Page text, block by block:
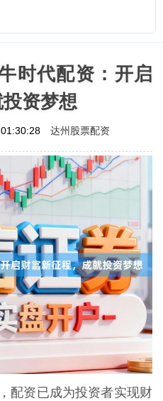
时代配资：开启
资梦想
达州股票配资
配资已成为投资者实现财